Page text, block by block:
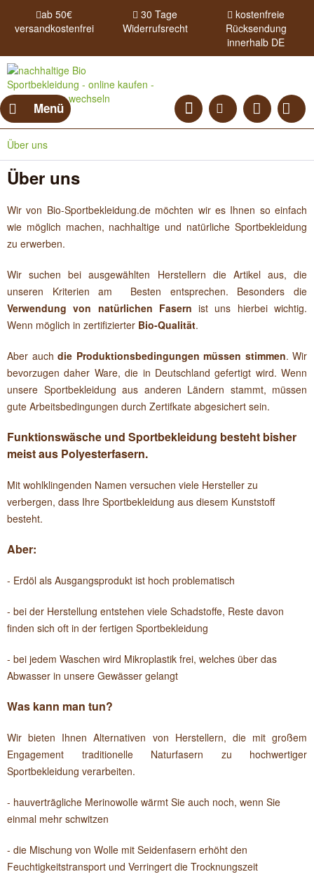
ab 50€
versandkostenfrei
30 Tage
Widerrufsrecht
kostenfreie
Rücksendung
innerhalb DE
Menü
Über uns
Über uns
Wir von Bio-Sportbekleidung.de möchten wir es Ihnen so einfach
wie möglich machen, nachhaltige und natürliche Sportbekleidung
zu erwerben.
Wir suchen bei ausgewählten Herstellern die Artikel aus, die
unseren Kriterien am Besten entsprechen. Besonders die
Verwendung von natürlichen Fasern ist uns hierbei wichtig.
Wenn möglich in zertifizierter Bio-Qualität.
Aber auch die Produktionsbedingungen müssen stimmen. Wir
bevorzugen daher Ware, die in Deutschland gefertigt wird. Wenn
unsere Sportbekleidung aus anderen Ländern stammt, müssen
gute Arbeitsbedingungen durch Zertifkate abgesichert sein.
Funktionswäsche und Sportbekleidung besteht bisher
meist aus Polyesterfasern.
Mit wohlklingenden Namen versuchen viele Hersteller zu
verbergen, dass Ihre Sportbekleidung aus diesem Kunststoff
besteht.
Aber:
- Erdöl als Ausgangsprodukt ist hoch problematisch
- bei der Herstellung entstehen viele Schadstoffe, Reste davon
finden sich oft in der fertigen Sportbekleidung
- bei jedem Waschen wird Mikroplastik frei, welches über das
Abwasser in unsere Gewässer gelangt
Was kann man tun?
Wir bieten Ihnen Alternativen von Herstellern, die mit großem
Engagement traditionelle Naturfasern zu hochwertiger
Sportbekleidung verarbeiten.
- hauverträgliche Merinowolle wärmt Sie auch noch, wenn Sie
einmal mehr schwitzen
- die Mischung von Wolle mit Seidenfasern erhöht den
Feuchtigkeitstransport und Verringert die Trocknungszeit